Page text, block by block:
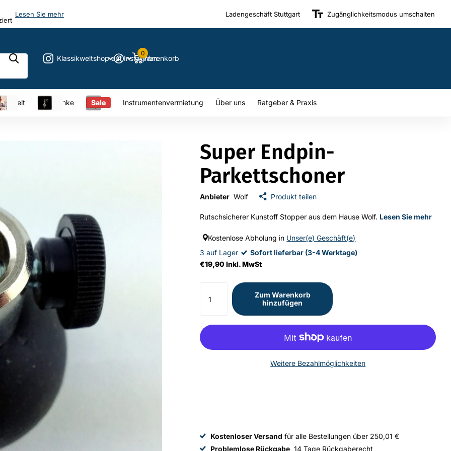
Sie mehr Ladengeschäft Stuttgart Zugänglichkeitsmodus umschalten
Klassikweltshop auf InstagramWarenkorb
0
Geschenke Sale Instrumentenvermietung Über uns Ratgeber & Praxis
Super Endpin-
Parkettschoner
Anbieter Wolf Produkt teilen
Rutschsicherer Kunstoff Stopper aus dem Hause Wolf. Lesen Sie mehr
Kostenlose Abholung in Unser(e) Geschäft(e)
3 auf Lager
Sofort lieferbar (3-4 Werktage)
€19,90 Inkl. MwSt
Zum Warenkorb
hinzufügen
Weitere Bezahlmöglichkeiten
Kostenloser Versand für alle Bestellungen über 250,01 €
Problemlose Rückgabe, 14 Tage Rückgaberecht